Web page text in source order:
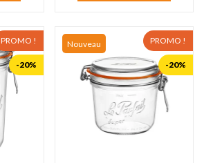
PROMO !
-20%
PROMO !
-20%
Nouveau